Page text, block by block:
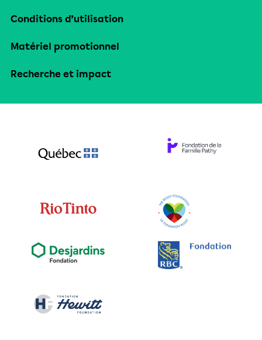
Conditions d’utilisation
Matériel promotionnel
Recherche et impact